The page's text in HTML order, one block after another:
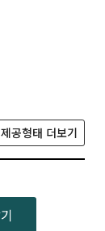
제공형태 더보기